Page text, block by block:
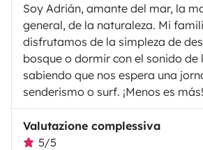
Soy Adrián, amante del mar, la
general, de la naturaleza. Mi
disfrutamos de la simpleza de
bosque o dormir con el sonido de
sabiendo que nos espera una
senderismo o surf. ¡Menos es más!
Valutazione complessiva
5/5